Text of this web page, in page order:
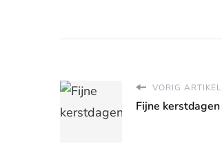
VORIG ARTIKEL
Fijne kerstdagen